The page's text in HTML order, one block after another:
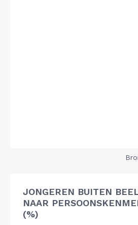
JONGEREN BUITEN
NAAR
(%)